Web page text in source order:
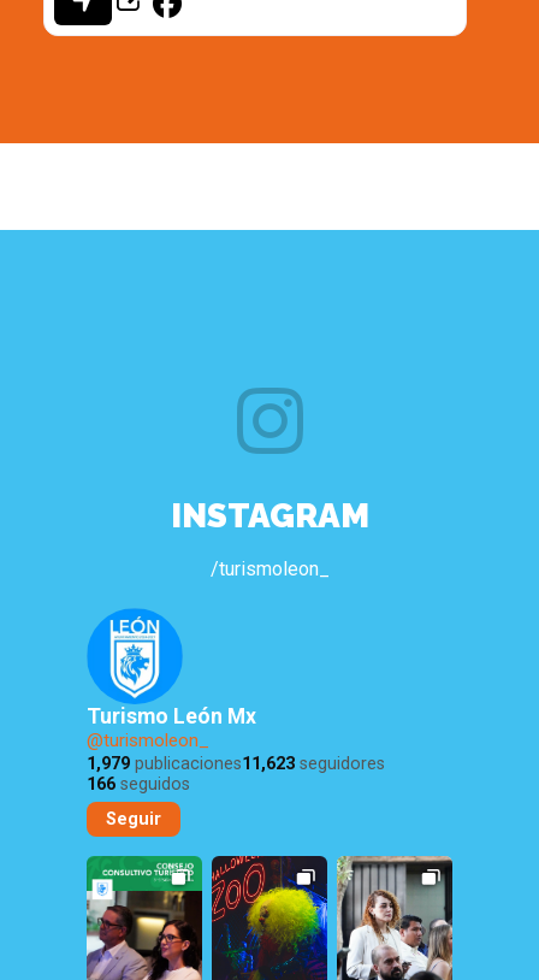
INSTAGRAM
/turismoleon_
Turismo León Mx
@turismoleon_
1,979 publicaciones11,623 seguidores
166 seguidos
Seguir